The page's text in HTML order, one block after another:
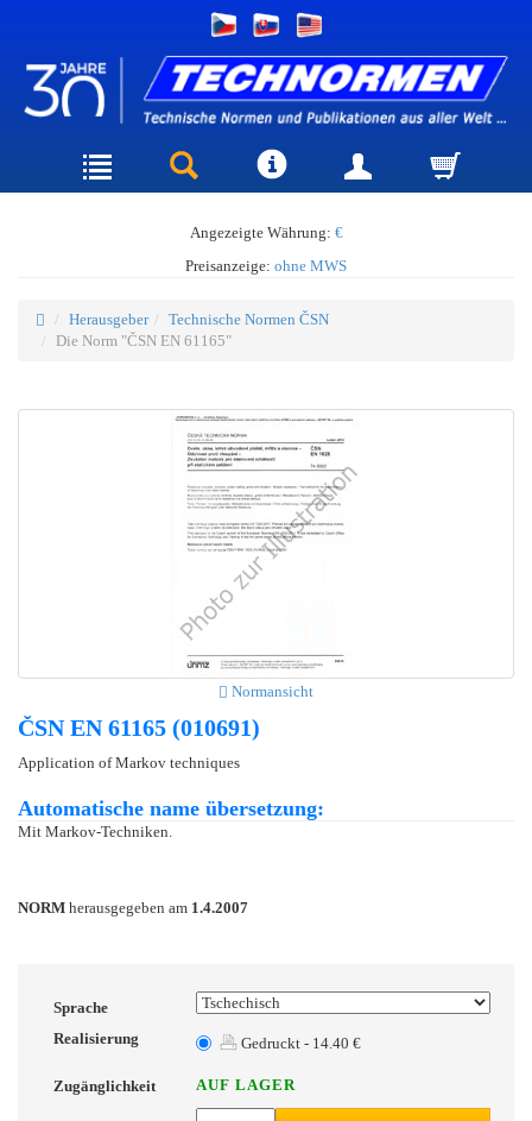
Angezeigte Währung: €
Preisanzeige: ohne MWS
Herausgeber
Technische Normen ČSN
Die Norm "ČSN EN 61165"
Normansicht
ČSN EN 61165 (010691)
Application of Markov techniques
Automatische name übersetzung:
Mit Markov-Techniken.
NORM herausgegeben am 1.4.2007
Sprache
Realisierung
Gedruckt - 14.40 €
Zugänglichkeit AUF LAGER